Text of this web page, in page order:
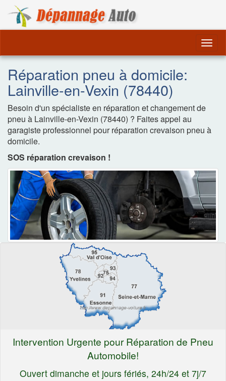
Réparation pneu à domicile:
Lainville-en-Vexin (78440)
Besoin d'un spécialiste en réparation et changement de
pneu à Lainville-en-Vexin (78440) ? Faites appel au
garagiste professionnel pour réparation crevaison pneu à
domicile.
SOS réparation crevaison !
Intervention Urgente pour Réparation de Pneu
Automobile!
Ouvert dimanche et jours fériés, 24h/24 et 7j/7